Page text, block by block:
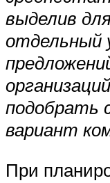
выделив
отдельный
подобрать
вариант
При